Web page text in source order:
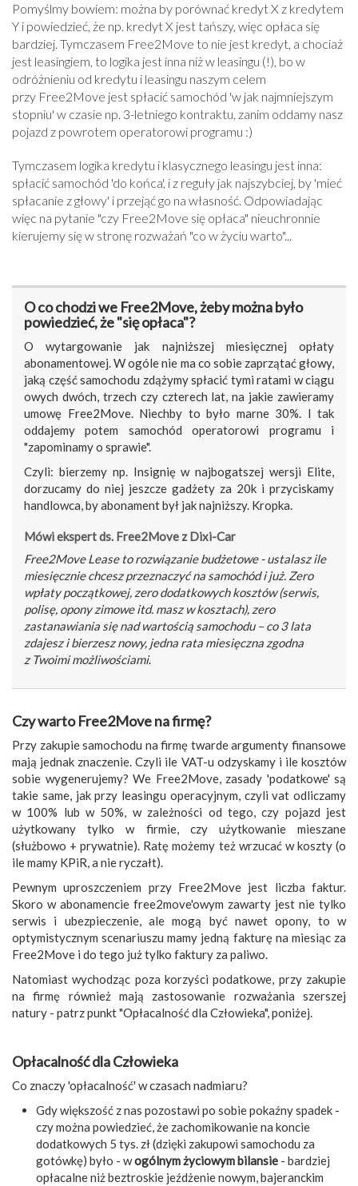
Pomyślmy bowiem: można by porównać kredyt X z kredytem
Y i powiedzieć, że np. kredyt X jest tańszy, więc opłaca się
bardziej. Tymczasem Free2Move to nie jest kredyt, a chociaż
jest leasingiem, to logika jest inna niż w leasingu (!), bo w
odróżnieniu od kredytu i leasingu naszym celem
przy Free2Move jest spłacić samochód 'w jak najmniejszym
stopniu' w czasie np. 3-letniego kontraktu, zanim oddamy nasz
pojazd z powrotem operatorowi programu :)
Tymczasem logika kredytu i klasycznego leasingu jest inna:
spłacić samochód 'do końca', i z reguły jak najszybciej, by 'mieć
spłacanie z głowy' i przejąć go na własność. Odpowiadając
więc na pytanie "czy Free2Move się opłaca" nieuchronnie
kierujemy się w stronę rozważań "co w życiu warto"...
O co chodzi we Free2Move, żeby można było
powiedzieć, że "się opłaca"?
O wytargowanie jak najniższej miesięcznej opłaty
abonamentowej. W ogóle nie ma co sobie zaprzątać głowy,
jaką część samochodu zdążymy spłacić tymi ratami w ciągu
owych dwóch, trzech czy czterech lat, na jakie zawieramy
umowę Free2Move. Niechby to było marne 30%. I tak
oddajemy potem samochód operatorowi programu i
"zapominamy o sprawie".
Czyli: bierzemy np. Insignię w najbogatszej wersji Elite,
dorzucamy do niej jeszcze gadżety za 20k i przyciskamy
handlowca, by abonament był jak najniższy. Kropka.
Mówi ekspert ds. Free2Move z Dixi-Car
Free2Move Lease to rozwiązanie budżetowe - ustalasz ile
miesięcznie chcesz przeznaczyć na samochód i już. Zero
wpłaty początkowej, zero dodatkowych kosztów (serwis,
polisę, opony zimowe itd. masz w kosztach), zero
zastanawiania się nad wartością samochodu – co 3 lata
zdajesz i bierzesz nowy, jedna rata miesięczna zgodna
z Twoimi możliwościami.
Czy warto Free2Move na firmę?
Przy zakupie samochodu na firmę twarde argumenty finansowe
mają jednak znaczenie. Czyli ile VAT-u odzyskamy i ile kosztów
sobie wygenerujemy? We Free2Move, zasady 'podatkowe' są
takie same, jak przy leasingu operacyjnym, czyli vat odliczamy
w 100% lub w 50%, w zależności od tego, czy pojazd jest
użytkowany tylko w firmie, czy użytkowanie mieszane
(służbowo + prywatnie). Ratę możemy też wrzucać w koszty (o
ile mamy KPiR, a nie ryczałt).
Pewnym uproszczeniem przy Free2Move jest liczba faktur.
Skoro w abonamencie free2move'owym zawarty jest nie tylko
serwis i ubezpieczenie, ale mogą być nawet opony, to w
optymistycznym scenariuszu mamy jedną fakturę na miesiąc za
Free2Move i do tego już tylko faktury za paliwo.
Natomiast wychodząc poza korzyści podatkowe, przy zakupie
na firmę również mają zastosowanie rozważania szerszej
natury - patrz punkt "Opłacalność dla Człowieka", poniżej.
Opłacalność dla Człowieka
Co znaczy 'opłacalność' w czasach nadmiaru?
Gdy większość z nas pozostawi po sobie pokaźny spadek -
czy można powiedzieć, że zachomikowanie na koncie
dodatkowych 5 tys. zł (dzięki zakupowi samochodu za
gotówkę) było - wogólnym życiowym bilansie - bardziej
opłacalne niż beztroskie jeźdżenie nowym, bajeranckim